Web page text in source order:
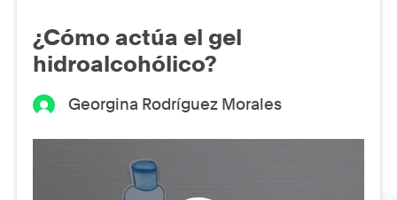
¿Cómo actúa el gel
hidroalcohólico?
Georgina Rodríguez Morales